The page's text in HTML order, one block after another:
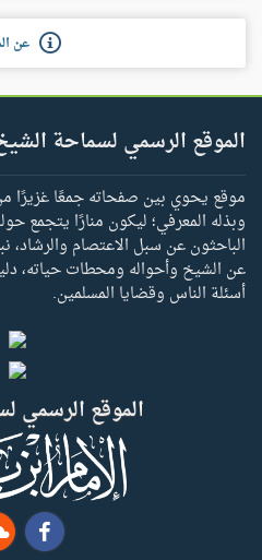
عن
الموقع الرسمي لسماحة
موقع يحوي بين صفحاته جمعًا غزيرًا
وبذله المعرفي؛ ليكون منارًا يتجمع
الباحثون عن سبل الاعتصام والرشاد،
عن الشيخ وأحواله ومحطات حياته،
أسئلة الناس وقضايا المسلمين.
الموقع الرسمي